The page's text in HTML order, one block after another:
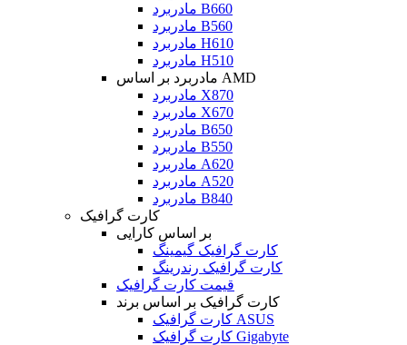
مادربرد B660
مادربرد B560
مادربرد H610
مادربرد H510
مادربرد بر اساس AMD
مادربرد X870
مادربرد X670
مادربرد B650
مادربرد B550
مادربرد A620
مادربرد A520
مادربرد B840
کارت گرافیک
بر اساس کارایی
کارت گرافیک گیمینگ
کارت گرافیک رندرینگ
قیمت کارت گرافیک
کارت گرافیک بر اساس برند
کارت گرافیک ASUS
کارت گرافیک Gigabyte